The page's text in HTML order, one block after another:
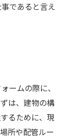
であると言え
ームの際に、
は、建物の構
るために、現
所や配管ルー